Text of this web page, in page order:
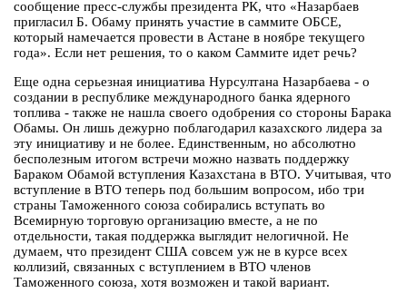
сообщение пресс-службы президента РК, что «Назарбаев
пригласил Б. Обаму принять участие в саммите ОБСЕ,
который намечается провести в Астане в ноябре текущего
года». Если нет решения, то о каком Саммите идет речь?
Еще одна серьезная инициатива Нурсултана Назарбаева - о
создании в республике международного банка ядерного
топлива - также не нашла своего одобрения со стороны Барака
Обамы. Он лишь дежурно поблагодарил казахского лидера за
эту инициативу и не более. Единственным, но абсолютно
бесполезным итогом встречи можно назвать поддержку
Бараком Обамой вступления Казахстана в ВТО. Учитывая, что
вступление в ВТО теперь под большим вопросом, ибо три
страны Таможенного союза собирались вступать во
Всемирную торговую организацию вместе, а не по
отдельности, такая поддержка выглядит нелогичной. Не
думаем, что президент США совсем уж не в курсе всех
коллизий, связанных с вступлением в ВТО членов
Таможенного союза, хотя возможен и такой вариант.